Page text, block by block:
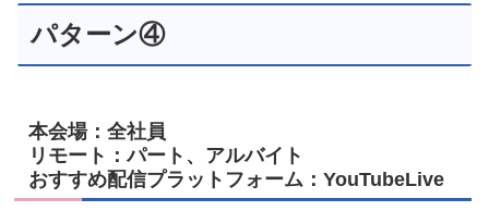
パターン④
本会場：全社員
リモート：パート、アルバイト
おすすめ配信プラットフォーム：YouTubeLive